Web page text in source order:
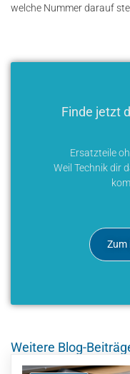
welche Nummer darauf
Finde jetzt
Ersatzteile
Weil Technik dir
Zum
Weitere Blog-